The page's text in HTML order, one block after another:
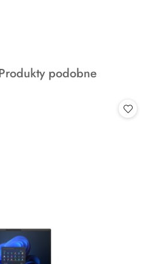
podobne